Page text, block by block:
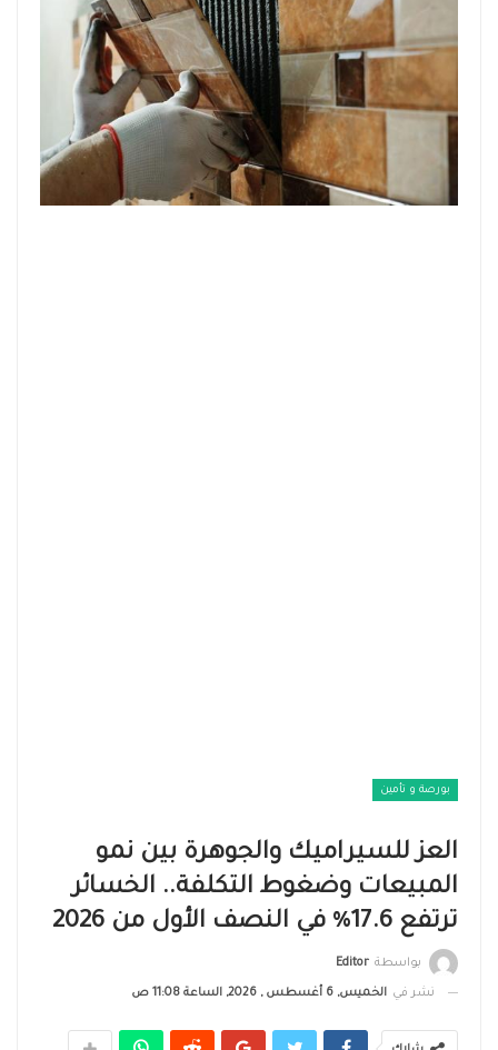
بورصة و تأمين
العز للسيراميك والجوهرة بين نمو
المبيعات وضغوط التكلفة.. الخسائر
ترتفع 17.6% في النصف الأول من 2026
بواسطة Editor
نشر في الخميس, 6 أغسطس , 2026, الساعة 11:08 ص